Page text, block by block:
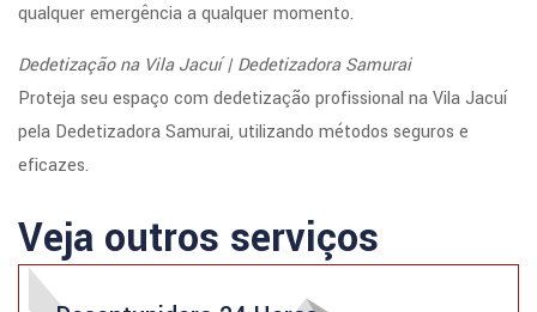
qualquer emergência a qualquer momento.
Dedetização na Vila Jacuí | Dedetizadora Samurai
Proteja seu espaço com dedetização profissional na Vila Jacuí
pela Dedetizadora Samurai, utilizando métodos seguros e
eficazes.
Veja outros serviços